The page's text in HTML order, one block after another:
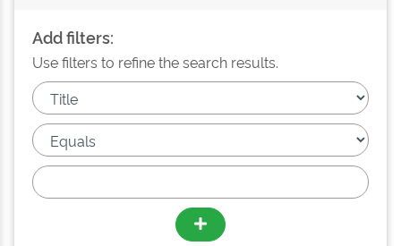
Add filters:
Use filters to refine the search results.